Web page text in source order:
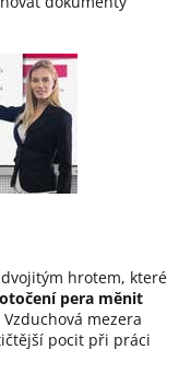
hrotem, které
pera měnit
Vzduchová mezera
pocit při práci